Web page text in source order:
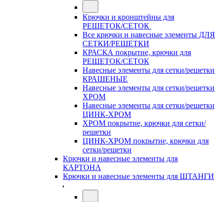
Крючки и кронштейны для
РЕШЕТОК/СЕТОК
Все крючки и навесные элементы ДЛЯ
СЕТКИ/РЕШЕТКИ
КРАСКА покрытие, крючки для
РЕШЕТОК/СЕТОК
Навесные элементы для сетки/решетки
КРАШЕНЫЕ
Навесные элементы для сетки/решетки
ХРОМ
Навесные элементы для сетки/решетки
ЦИНК-ХРОМ
ХРОМ покрытие, крючки для сетки/
решетки
ЦИНК-ХРОМ покрытие, крючки для
сетки/решетки
Крючки и навесные элементы для
КАРТОНА
Крючки и навесные элементы для ШТАНГИ